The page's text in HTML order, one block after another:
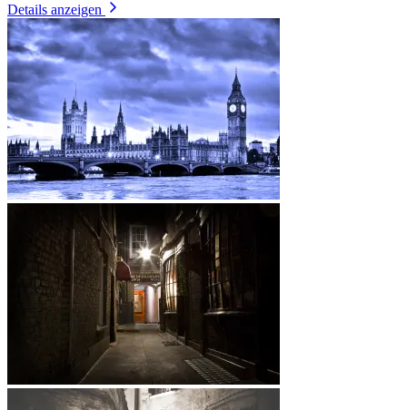
Details anzeigen